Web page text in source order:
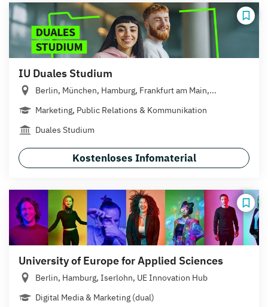
IU Duales Studium
Berlin, München, Hamburg, Frankfurt am Main,...
Marketing, Public Relations & Kommunikation
Duales Studium
Kostenloses Infomaterial
University of Europe for Applied Sciences
Berlin, Hamburg, Iserlohn, UE Innovation Hub
Digital Media & Marketing (dual)